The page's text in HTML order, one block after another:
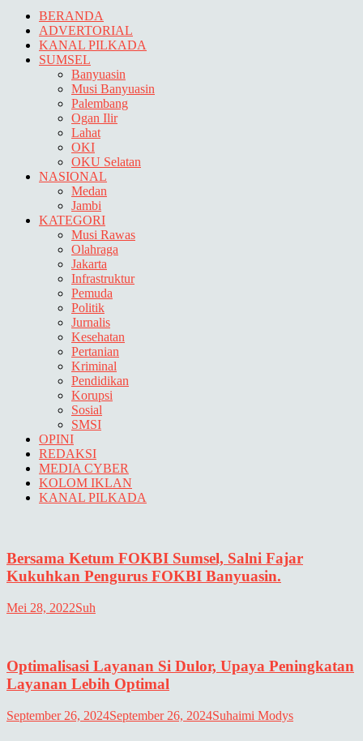
YouTube
BERANDA
ADVERTORIAL
KANAL PILKADA
SUMSEL
Banyuasin
Musi Banyuasin
Palembang
Ogan Ilir
Lahat
OKI
OKU Selatan
NASIONAL
Medan
Jambi
KATEGORI
Musi Rawas
Olahraga
Jakarta
Infrastruktur
Pemuda
Politik
Jurnalis
Kesehatan
Pertanian
Kriminal
Pendidikan
Korupsi
Sosial
SMSI
OPINI
REDAKSI
MEDIA CYBER
KOLOM IKLAN
KANAL PILKADA
Bersama Ketum FOKBI Sumsel, Salni Fajar
Kukuhkan Pengurus FOKBI Banyuasin.
Mei 28, 2022Suh
Optimalisasi Layanan Si Dulor, Upaya Peningkatan
Layanan Lebih Optimal
September 26, 2024September 26, 2024Suhaimi Modys